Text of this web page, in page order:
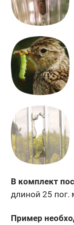
В комплект
длиной 25 пог.
Пример